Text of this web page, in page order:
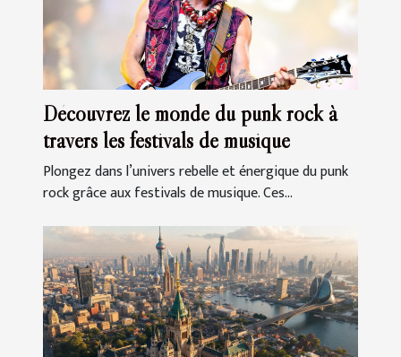
Découvrez le monde du punk rock à
travers les festivals de musique
Plongez dans l’univers rebelle et énergique du punk
rock grâce aux festivals de musique. Ces...